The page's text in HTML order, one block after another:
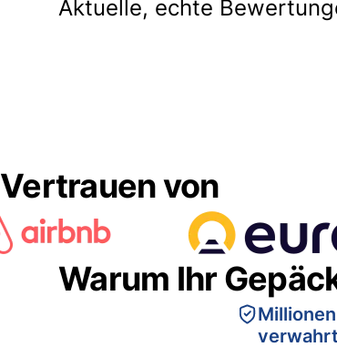
Aktuelle, echte
Vertrauen von
Warum Ihr
verwahrt